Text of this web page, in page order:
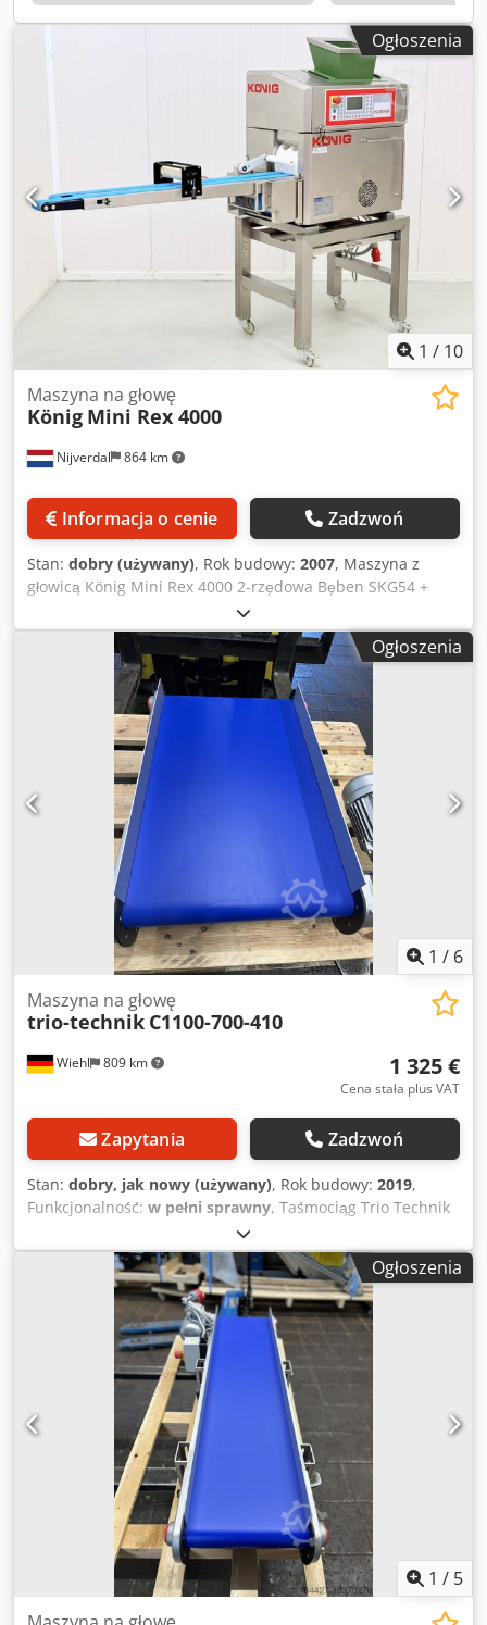
Ogłoszenia
1 / 10
Nijverdal 864 km
Maszyna na głowę
König Mini Rex 4000
Informacja o cenie Zadzwoń
Stan: dobry (używany), Rok budowy: 2007, Maszyna z
głowicą König Mini Rex 4000 2-rzędowa Bęben SKG54 +
AKG70 Zakres wagowy 25-140 gr Wydajność do 4000 godzin
na godzinę Sterowanie cyfrowe Rok budowy 2007
Cjdpfjvpvv Isx Ahberf
Ogłoszenia
1 / 6
Wiehl 809 km
Maszyna na głowę
trio-technik C1100-700-410
1 325 €
Cena stała plus VAT
Zapytania Zadzwoń
Stan: dobry, jak nowy (używany), Rok budowy: 2019,
Funkcjonalność: w pełni sprawny, Taśmociąg Trio Technik
jest na sprzedaż i ma następujące parametry: Dł.: 700 mm
Csdpfxowtfikj Ahbsrf Szer.: 410 mm Niebieski przenośnik
taśmowy, odporny na temperaturę do 80 stopni Celsjusza,
bez zaczepów Stała prędkość taśmy: 9 m/min Bez nóżek
Przegroda: 60 mm wysokości
Ogłoszenia
1 / 5